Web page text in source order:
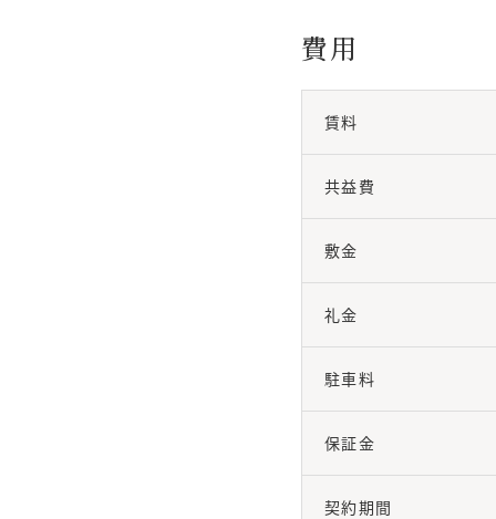
費用
賃料
共益費
敷金
礼金
駐車料
保証金
契約期間